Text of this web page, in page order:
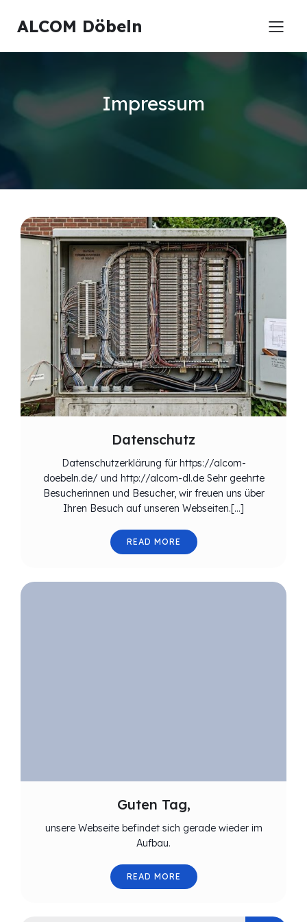
ALCOM Döbeln
Impressum
Datenschutz
Datenschutzerklärung für https://alcom-
doebeln.de/ und http://alcom-dl.de Sehr geehrte
Besucherinnen und Besucher, wir freuen uns über
Ihren Besuch auf unseren Webseiten.[…]
READ MORE
Guten Tag,
unsere Webseite befindet sich gerade wieder im
Aufbau.
READ MORE